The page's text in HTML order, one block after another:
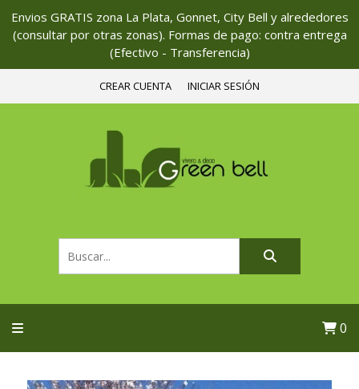
Envios GRATIS zona La Plata, Gonnet, City Bell y alrededores
(consultar por otras zonas). Formas de pago: contra entrega
(Efectivo - Transferencia)
CREAR CUENTA INICIAR SESIÓN
0